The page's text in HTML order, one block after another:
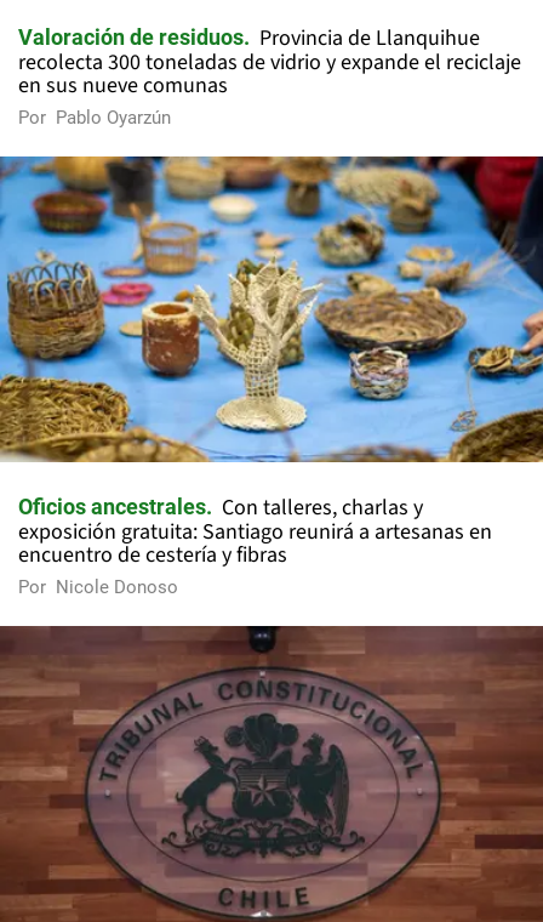
Valoración de residuos
Provincia de Llanquihue
recolecta 300 toneladas de vidrio y expande el reciclaje
en sus nueve comunas
Por Pablo Oyarzún
Oficios ancestrales
Con talleres, charlas y
exposición gratuita: Santiago reunirá a artesanas en
encuentro de cestería y fibras
Por Nicole Donoso